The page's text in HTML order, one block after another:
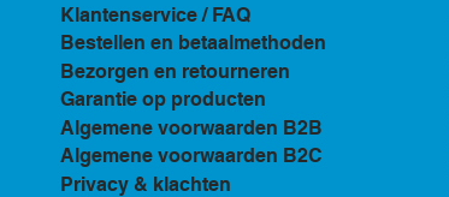
Klantenservice / FAQ
Bestellen en betaalmethoden
Bezorgen en retourneren
Garantie op producten
Algemene voorwaarden B2B
Algemene voorwaarden B2C
Privacy & klachten